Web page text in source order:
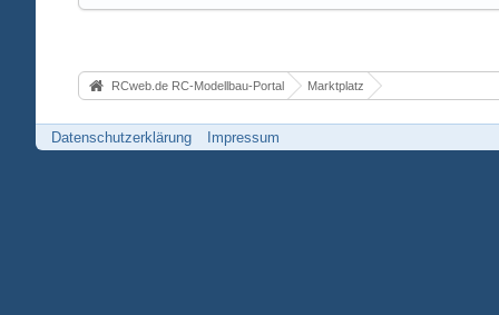
RCweb.de RC-Modellbau-Portal Marktplatz
Datenschutzerklärung Impressum